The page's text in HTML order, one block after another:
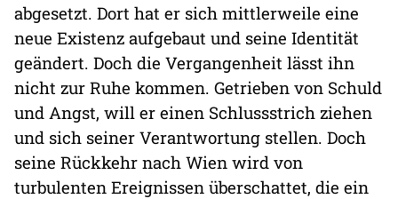
abgesetzt. Dort hat er sich mittlerweile eine
neue Existenz aufgebaut und seine Identität
geändert. Doch die Vergangenheit lässt ihn
nicht zur Ruhe kommen. Getrieben von Schuld
und Angst, will er einen Schlussstrich ziehen
und sich seiner Verantwortung stellen. Doch
seine Rückkehr nach Wien wird von
turbulenten Ereignissen überschattet, die ein